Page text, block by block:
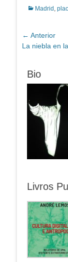
Categorias:
Madrid ,
Navegação
de
← Anterior
Post
La niebla en
Bio
Livros